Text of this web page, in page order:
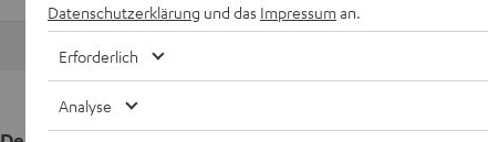
Datenschutzerklärung und das Impressum an.
Erforderlich
Analyse